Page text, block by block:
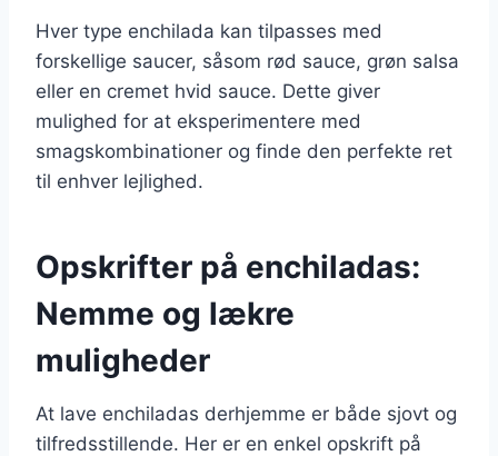
Hver type enchilada kan tilpasses med
forskellige saucer, såsom rød sauce, grøn salsa
eller en cremet hvid sauce. Dette giver
mulighed for at eksperimentere med
smagskombinationer og finde den perfekte ret
til enhver lejlighed.
Opskrifter på enchiladas:
Nemme og lækre
muligheder
At lave enchiladas derhjemme er både sjovt og
tilfredsstillende. Her er en enkel opskrift på